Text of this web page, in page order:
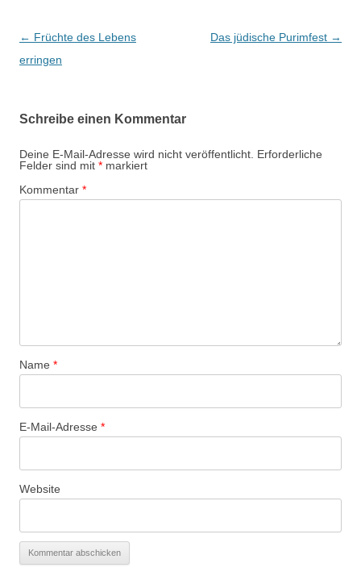
Beitragsnavigation
← Früchte des Lebens
erringen
Das jüdische Purimfest →
Schreibe einen Kommentar
Deine E-Mail-Adresse wird nicht veröffentlicht. Erforderliche
Felder sind mit * markiert
Kommentar *
Name *
E-Mail-Adresse *
Website